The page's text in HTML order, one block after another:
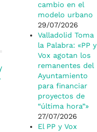
cambio en el
modelo urbano
29/07/2026
Valladolid Toma
la Palabra: «PP y
Vox agotan los
remanentes del
Ayuntamiento
para financiar
proyectos de
“última hora”»
27/07/2026
El PP y Vox